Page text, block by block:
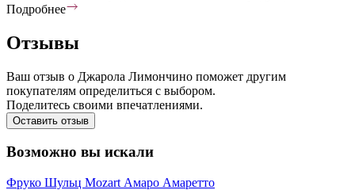
Подробнее
Отзывы
Ваш отзыв о Джарола Лимончино поможет другим
покупателям определиться с выбором.
Поделитесь своими впечатлениями.
Оставить отзыв
Возможно вы искали
Фруко Шульц Mozart Амаро Амаретто